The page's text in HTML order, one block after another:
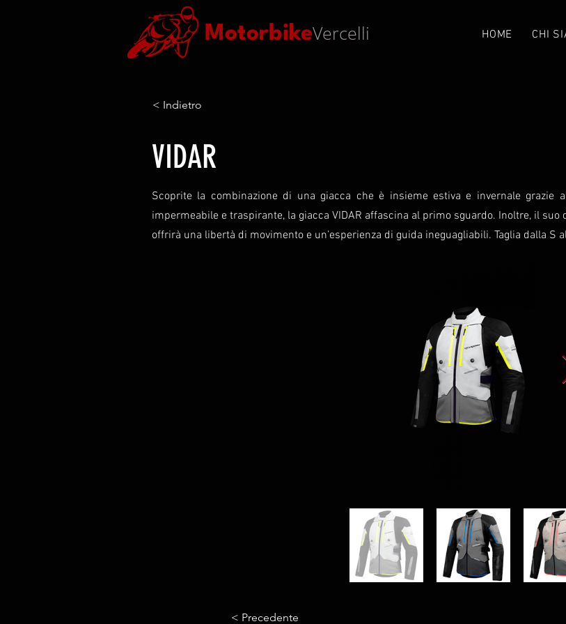
MotorbikeVercelli HOME CHI
< Indietro
VIDAR
Scoprite la combinazione di una giacca che è insieme estiva e invernale grazie
impermeabile e traspirante, la giacca VIDAR affascina al primo sguardo. Inoltre, il
offrirà una libertà di movimento e un’esperienza di guida ineguagliabili. Taglia dalla S
< Precedente